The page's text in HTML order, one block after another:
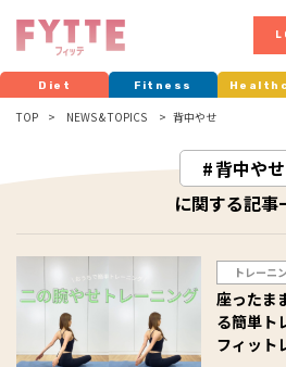
Diet Fitness
TOP NEWS & TOPICS 背中やせ
背中やせ
に関する記事
トレーニ
座ったま
る簡単ト
フィット